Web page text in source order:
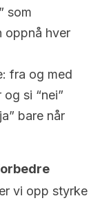
som
oppnå hver
fra og med
si “nei”
bare når
vi opp styrke